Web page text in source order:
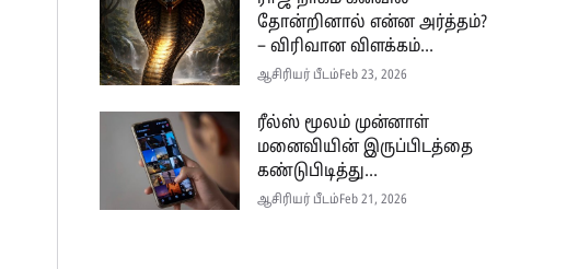
தோன்றினால் என்ன அர்த்தம்?
– விரிவான விளக்கம்...
ஆசிரியர் பீடம்Feb 23, 2026
ரீல்ஸ் மூலம் முன்னாள்
மனைவியின் இருப்பிடத்தை
கண்டுபிடித்து...
ஆசிரியர் பீடம்Feb 21, 2026